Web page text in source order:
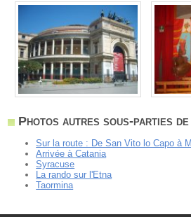
Photos autres sous-parties
Sur la route : De San Vito lo Capo à
Arrivée à Catania
Syracuse
La rando sur l'Etna
Taormina